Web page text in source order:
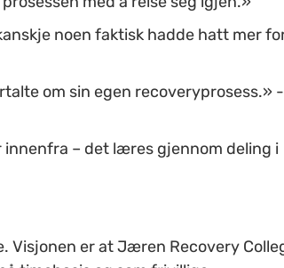
noen faktisk hadde hatt mer
om sin egen recoveryprosess.» -
– det læres gjennom deling i
Visjonen er at Jæren Recovery